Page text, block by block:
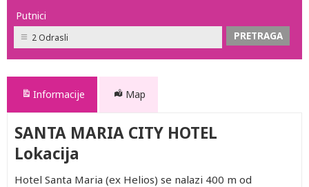
Putnici
2 Odrasli
Informacije Map
SANTA MARIA CITY HOTEL
Lokacija
Hotel Santa Maria (ex Helios) se nalazi 400 m od